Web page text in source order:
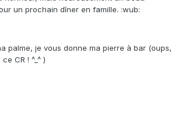
un prochain dîner en famille. :wub:
palme, je vous donne ma pierre à bar (oups,
CR ! ^_^ )